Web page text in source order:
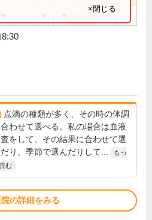
×閉じる
点滴の種類が多く、その時の体調
わせて選べる。私の場合は血液
をして、その結果に合わせて選
り、季節で選んだりして...
もっ
む
の詳細をみる